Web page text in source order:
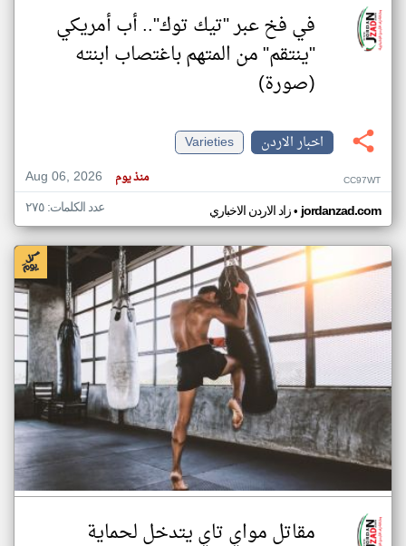
في فخ عبر "تيك توك".. أب أمريكي
"ينتقم" من المتهم باغتصاب ابنته
(صورة)
اخبار الاردن
Varieties
Aug 06, 2026
منذ يوم CC97WT
زاد الاردن الاخباري•jordanzad.com عدد الكلمات: ٢٧٥
مقاتل مواي تاي يتدخل لحماية